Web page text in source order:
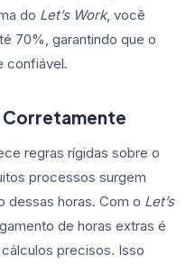
do Let’s Work, você
70%, garantindo que o
confiável.
Corretamente
regras rígidas sobre o
processos surgem
dessas horas. Com o Let’s
de horas extras é
precisos. Isso